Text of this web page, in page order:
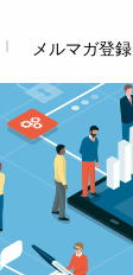
メルマガ登録